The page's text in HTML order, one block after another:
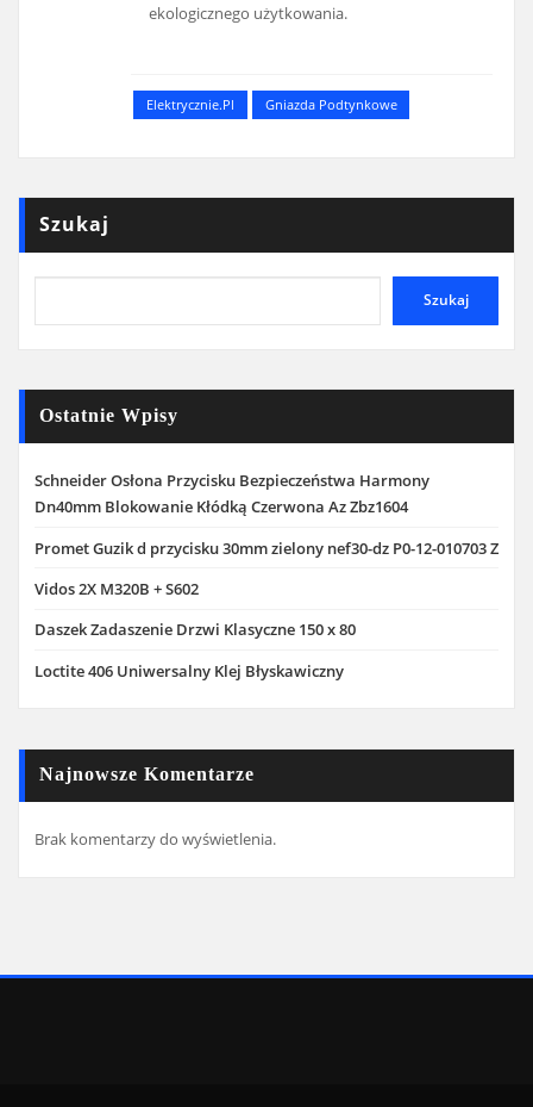
ekologicznego użytkowania.
Elektrycznie.pl Gniazda Podtynkowe
Szukaj
Szukaj
Ostatnie Wpisy
Schneider Osłona Przycisku Bezpieczeństwa Harmony
Dn40mm Blokowanie Kłódką Czerwona Az Zbz1604
Promet Guzik d przycisku 30mm zielony nef30-dz P0-12-010703 Z
Vidos 2X M320B + S602
Daszek Zadaszenie Drzwi Klasyczne 150 x 80
Loctite 406 Uniwersalny Klej Błyskawiczny
Najnowsze Komentarze
Brak komentarzy do wyświetlenia.